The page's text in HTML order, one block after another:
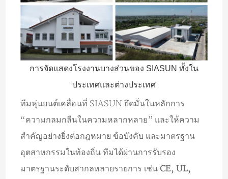
การจัดแสดงโรงงานบางส่วนของ SIASUN ทั้งใน
ประเทศและต่างประเทศ
ทีมหุ่นยนต์เคลื่อนที่ SIASUN ยึดมั่นในหลักการ
“ความกลมกลืนในความหลากหลาย” และให้ความ
สำคัญอย่างยิ่งต่อกฎหมาย ข้อบังคับ และมาตรฐาน
อุตสาหกรรมในท้องถิ่น ทีมได้ผ่านการรับรอง
มาตรฐานระดับสากลหลายรายการ เช่น CE, UL,